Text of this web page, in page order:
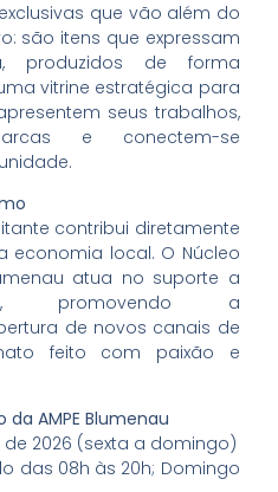
que vão além do
são itens que expressam
produzidos de forma
vitrine estratégica para
seus trabalhos,
e conectem-se
contribui diretamente
economia local. O Núcleo
atua no suporte a
promovendo a
de novos canais de
feito com paixão e
da AMPE Blumenau
de 2026 (sexta a domingo)
das 08h às 20h; Domingo